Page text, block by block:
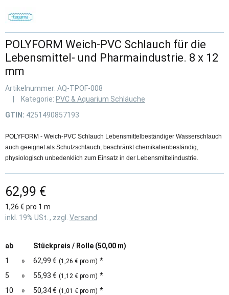
POLYFORM Weich-PVC Schlauch für die
Lebensmittel- und Pharmaindustrie. 8 x 12
mm
Artikelnummer: AQ-TPOF-008
Kategorie: PVC & Aquarium Schläuche
GTIN: 4251490857193
POLYFORM - Weich-PVC Schlauch Lebensmittelbeständiger Wasserschlauch
auch geeignet als Schutzschlauch, beschränkt chemikalienbeständig,
physiologisch unbedenklich zum Einsatz in der Lebensmittelindustrie.
62,99 €
1,26 € pro 1 m
inkl. 19% USt. , zzgl. Versand
ab
Stückpreis / Rolle (50,00 m)
1
» 62,99 € (1,26 € pro m) *
5
» 55,93 € (1,12 € pro m) *
10
» 50,34 € (1,01 € pro m) *